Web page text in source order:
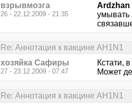
взрывмозга
26 - 22.12.2009 - 21:35
Ardzhan
умывать
Re: Аннотация к вакцине AH1N1
хозяйка Сафиры
27 - 23.12.2009 - 07:47
Кстати,
Может
Re: Аннотация к вакцине AH1N1